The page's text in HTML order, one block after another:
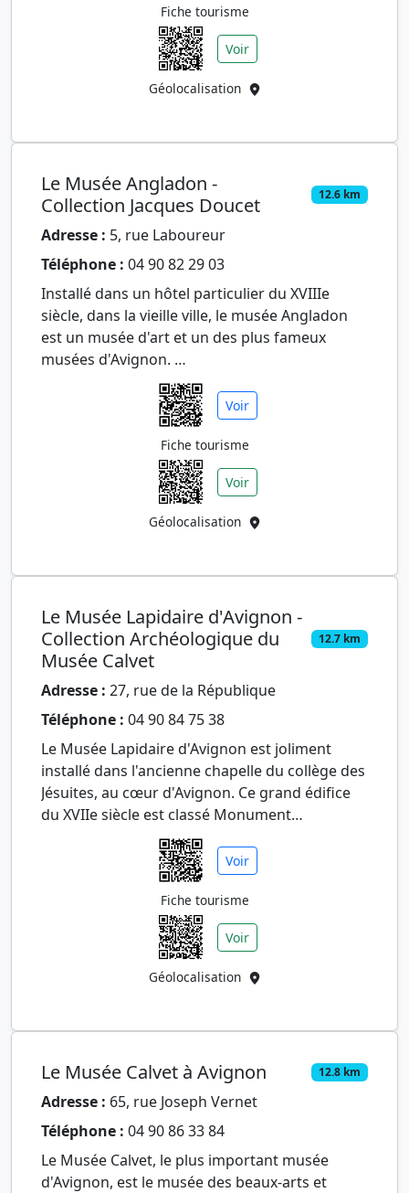
Fiche tourisme
Voir
Géolocalisation
Le Musée Angladon -
Collection Jacques Doucet
12.6 km
Adresse : 5, rue Laboureur
Téléphone : 04 90 82 29 03
Installé dans un hôtel particulier du XVIIIe
siècle, dans la vieille ville, le musée Angladon
est un musée d'art et un des plus fameux
musées d'Avignon.
Il présente notamment la somptueuse collect…
Voir
Fiche tourisme
Voir
Géolocalisation
Le Musée Lapidaire d'Avignon -
Collection Archéologique du
Musée Calvet
12.7 km
Adresse : 27, rue de la République
Téléphone : 04 90 84 75 38
Le Musée Lapidaire d'Avignon est joliment
installé dans l'ancienne chapelle du collège des
Jésuites, au cœur d'Avignon. Ce grand édifice
du XVIIe siècle est classé Monument
Historique. Il est abondamm…
Voir
Fiche tourisme
Voir
Géolocalisation
Le Musée Calvet à Avignon 12.8 km
Adresse : 65, rue Joseph Vernet
Téléphone : 04 90 86 33 84
Le Musée Calvet, le plus important musée
d'Avignon, est le musée des beaux-arts et